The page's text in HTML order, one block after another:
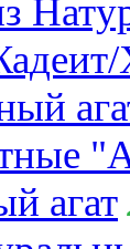
агат